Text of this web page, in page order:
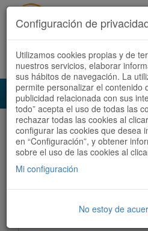
Acceder Registrate ahora
Audioruta Todas las rutas
Todas las rutas
Filtrar las rutas
Configuración de
Utilizamos cookies propias y de
nuestros servicios, elaborar
sus hábitos de navegación. La
permite personalizar el contenido
publicidad relacionada con sus
todo” acepta el uso de todas las
rechazar todas las cookies al
configurar las cookies que desea
en “Configuración”, y obtener
sobre el uso de las cookies al
Mi configuración
No estoy de